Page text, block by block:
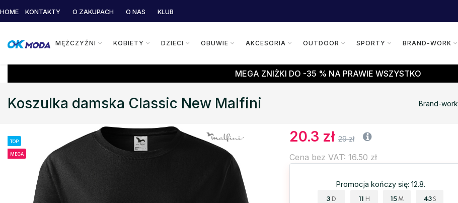
HOME KONTAKTY O ZAKUPACH O NAS KLUB
MĘŻCZYŹNI KOBIETY DZIECI OBUWIE AKCESORIA OUTDOOR SPORTY BRAND-WORK
MEGA ZNIŻKI DO -35 % NA PRAWIE WSZYSTKO
Koszulka damska Classic New Malfini Brand-work
TOP
MEGA
20.3 zł 29 zł
Cena bez VAT: 16.50 zł
Promocja kończy się: 12.8.
3 D 11 H 15 M 42 S